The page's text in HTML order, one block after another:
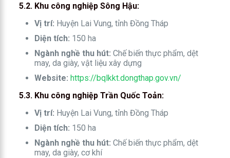
5.2. Khu công nghiệp Sông Hậu:
Vị trí: Huyện Lai Vung, tỉnh Đồng Tháp
Diện tích: 150 ha
Ngành nghề thu hút: Chế biến thực phẩm, dệt
may, da giày, vật liệu xây dựng
Website: https://bqlkkt.dongthap.gov.vn/
5.3. Khu công nghiệp Trần Quốc Toản:
Vị trí: Huyện Lai Vung, tỉnh Đồng Tháp
Diện tích: 150 ha
Ngành nghề thu hút: Chế biến thực phẩm, dệt
may, da giày, cơ khí